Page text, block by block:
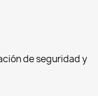
de seguridad y